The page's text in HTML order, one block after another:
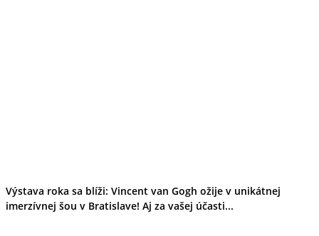
Výstava roka sa blíži: Vincent van Gogh ožije v unikátnej
imerzívnej šou v Bratislave! Aj za vašej účasti...